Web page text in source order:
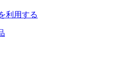
利用する